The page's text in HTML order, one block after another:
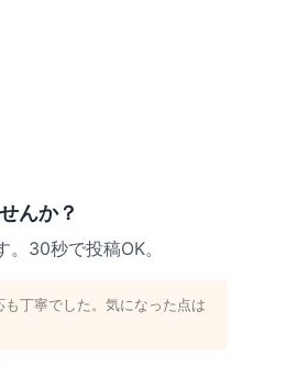
んか？
30秒で投稿OK。
丁寧でした。気になった点は